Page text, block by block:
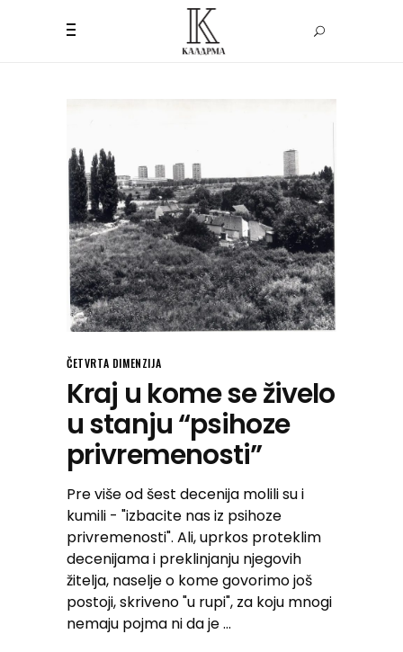
ČETVRTA DIMENZIJA
Kraj u kome se živelo
u stanju “psihoze
privremenosti”
Pre više od šest decenija molili su i
kumili - "izbacite nas iz psihoze
privremenosti". Ali, uprkos proteklim
decenijama i preklinjanju njegovih
žitelja, naselje o kome govorimo još
postoji, skriveno "u rupi", za koju mnogi
nemaju pojma ni da je